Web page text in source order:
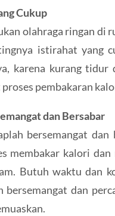
Cukup
olahraga ringan di
istirahat yang
karena kurang tidur
pembakaran
dan Bersabar
bersemangat
membakar kalori
Butuh waktu dan
bersemangat dan